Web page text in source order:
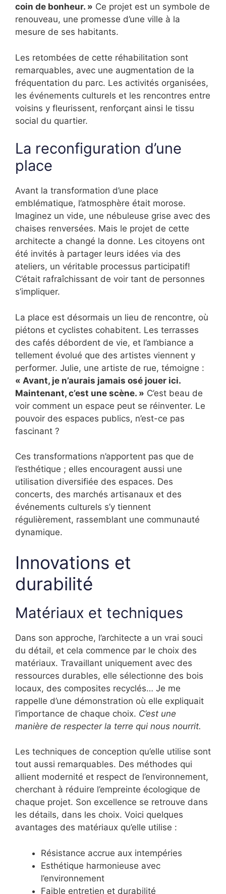
coin de bonheur. » Ce projet est un symbole de
renouveau, une promesse d’une ville à la
mesure de ses habitants.
Les retombées de cette réhabilitation sont
remarquables, avec une augmentation de la
fréquentation du parc. Les activités organisées,
les événements culturels et les rencontres entre
voisins y fleurissent, renforçant ainsi le tissu
social du quartier.
La reconfiguration d’une
place
Avant la transformation d’une place
emblématique, l’atmosphère était morose.
Imaginez un vide, une nébuleuse grise avec des
chaises renversées. Mais le projet de cette
architecte a changé la donne. Les citoyens ont
été invités à partager leurs idées via des
ateliers, un véritable processus participatif!
C’était rafraîchissant de voir tant de personnes
s’impliquer.
La place est désormais un lieu de rencontre, où
piétons et cyclistes cohabitent. Les terrasses
des cafés débordent de vie, et l’ambiance a
tellement évolué que des artistes viennent y
performer. Julie, une artiste de rue, témoigne :
« Avant, je n’aurais jamais osé jouer ici.
Maintenant, c’est une scène. » C’est beau de
voir comment un espace peut se réinventer. Le
pouvoir des espaces publics, n’est-ce pas
fascinant ?
Ces transformations n’apportent pas que de
l’esthétique ; elles encouragent aussi une
utilisation diversifiée des espaces. Des
concerts, des marchés artisanaux et des
événements culturels s’y tiennent
régulièrement, rassemblant une communauté
dynamique.
Innovations et
durabilité
Matériaux et techniques
Dans son approche, l’architecte a un vrai souci
du détail, et cela commence par le choix des
matériaux. Travaillant uniquement avec des
ressources durables, elle sélectionne des bois
locaux, des composites recyclés… Je me
rappelle d’une démonstration où elle expliquait
l’importance de chaque choix. C’est une
manière de respecter la terre qui nous nourrit.
Les techniques de conception qu’elle utilise sont
tout aussi remarquables. Des méthodes qui
allient modernité et respect de l’environnement,
cherchant à réduire l’empreinte écologique de
chaque projet. Son excellence se retrouve dans
les détails, dans les choix. Voici quelques
avantages des matériaux qu’elle utilise :
Résistance accrue aux intempéries
Esthétique harmonieuse avec
l’environnement
Faible entretien et durabilité